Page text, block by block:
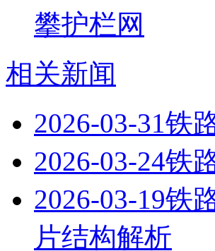
攀护栏网
相关新闻
2026-03-31铁
2026-03-24铁
2026-03-19铁
片结构解析